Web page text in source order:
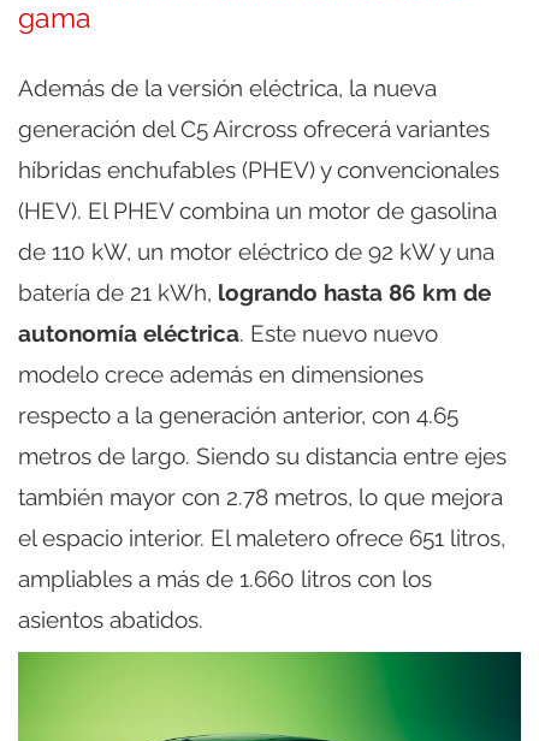
gama
Además de la versión eléctrica, la nueva
generación del C5 Aircross ofrecerá variantes
híbridas enchufables (PHEV) y convencionales
(HEV). El PHEV combina un motor de gasolina
de 110 kW, un motor eléctrico de 92 kW y una
batería de 21 kWh, logrando hasta 86 km de
autonomía eléctrica. Este nuevo nuevo
modelo crece además en dimensiones
respecto a la generación anterior, con 4.65
metros de largo. Siendo su distancia entre ejes
también mayor con 2.78 metros, lo que mejora
el espacio interior. El maletero ofrece 651 litros,
ampliables a más de 1.660 litros con los
asientos abatidos.